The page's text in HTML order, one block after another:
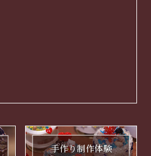
手作り制作体験